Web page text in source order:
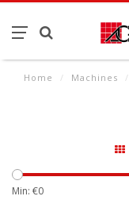
Home / Machines /
Min: €0